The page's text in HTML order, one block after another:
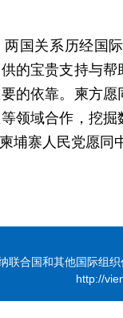
国关系历经国
的宝贵支持与
的依靠。柬方
领域合作，挖
埔寨人民党愿同
联合国和其他国际组
http://